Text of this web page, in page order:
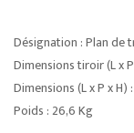
Désignation : Plan de
Dimensions tiroir (L x
Dimensions (L x P x
Poids : 26,6 Kg